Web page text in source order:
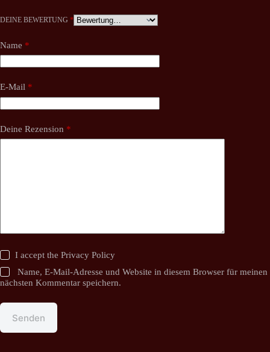
DEINE BEWERTUNG *
Name *
E-Mail *
Deine Rezension *
I accept thePrivacy Policy
Name, E-Mail-Adresse und Website in diesem Browser für meinen
nächsten Kommentar speichern.
Senden